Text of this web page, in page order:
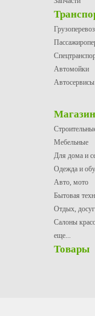
Автомойки
Автосервисы
Мебельные
Для дома и
Одежда и
Авто, мото
Бытовая
Отдых, досуг
Салоны
еще...
Товары